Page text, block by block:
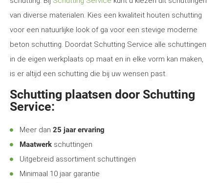
van diverse materialen. Kies een kwaliteit houten schutting
voor een natuurlijke look of ga voor een stevige moderne
beton schutting. Doordat Schutting Service alle schuttingen
in de eigen werkplaats op maat en in elke vorm kan maken,
is er altijd een schutting die bij uw wensen past.
Schutting plaatsen door Schutting
Service:
Meer dan 25 jaar ervaring
Maatwerk schuttingen
Uitgebreid assortiment schuttingen
Minimaal 10 jaar garantie